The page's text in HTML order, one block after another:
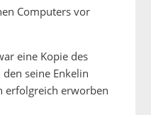
Computers vor
eine Kopie des
seine Enkelin
erfolgreich erworben